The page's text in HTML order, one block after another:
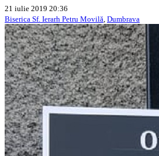
21 iulie 2019 20:36
Biserica Sf. Ierarh Petru Movilă, Dumbrava